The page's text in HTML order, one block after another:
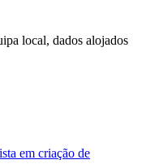
local, dados alojados
em criação de